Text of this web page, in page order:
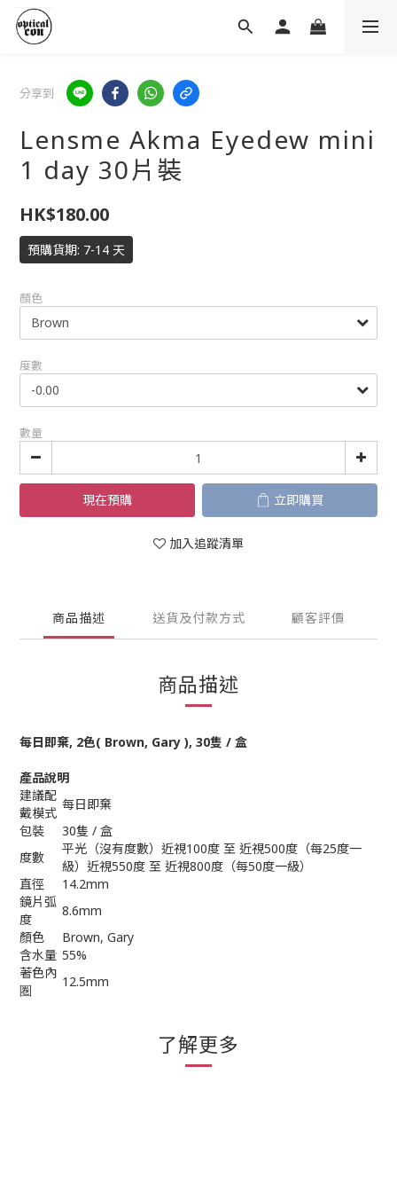
分享到
Lensme Akma Eyedew mini
1 day 30片裝
HK$180.00
預購貨期: 7-14 天
顏色
度數
數量
現在預購 立即購買
加入追蹤清單
商品描述 送貨及付款方式 顧客評價
商品描述
每日即棄, 2色( Brown, Gary ), 30隻 / 盒
產品說明
建議配
戴模式
每日即棄
包裝
30隻 / 盒
度數
平光（沒有度數）近視100度 至 近視500度（每25度一
級）近視550度 至 近視800度（每50度一級）
直徑
14.2mm
鏡片弧
度
8.6mm
顏色
Brown, Gary
含水量 55%
著色內
圏
12.5mm
了解更多